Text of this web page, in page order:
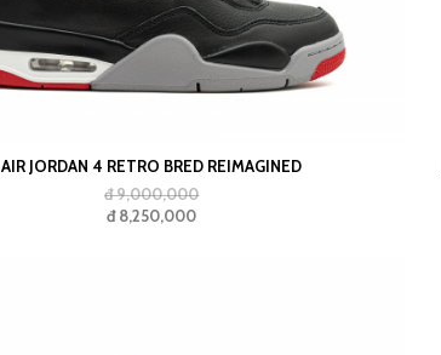
AIR JORDAN 4 RETRO BRED REIMAGINED
đ 9,000,000
đ 8,250,000